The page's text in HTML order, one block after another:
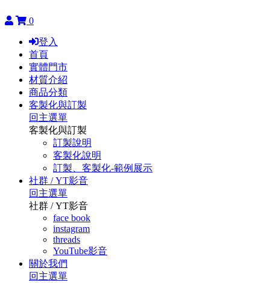
0
登入
首頁
實體門市
材質介紹
商品分類
客製化與訂製
回主選單
客製化與訂製
訂製說明
客製化說明
訂製、客製化-範例展示
社群 / YT影音
回主選單
社群 / YT影音
face book
instagram
threads
YouTube影音
關於我們
回主選單